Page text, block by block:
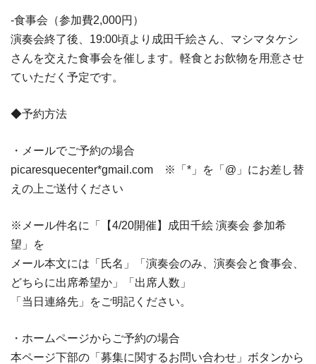
-食事会（参加費2,000円）
演奏会終了後、19:00頃より成田千絵さん、マシマタケシ
さんを交えた食事会を催します。軽食とお飲物を用意させ
ていただく予定です。
◆予約方法
・メールでご予約の場合
picaresquecenter*gmail.com ※「*」を「@」にお差し替
えの上ご送付ください
※メール件名に「【4/20開催】成田千絵 演奏会 参加希
望」を
メール本文には「氏名」「演奏会のみ、演奏会と食事会、
どちらに出席希望か」「出席人数」
「当日連絡先」をご明記ください。
・ホームページからご予約の場合
本ページ下部の「募集に関するお問い合わせ」ボタンから